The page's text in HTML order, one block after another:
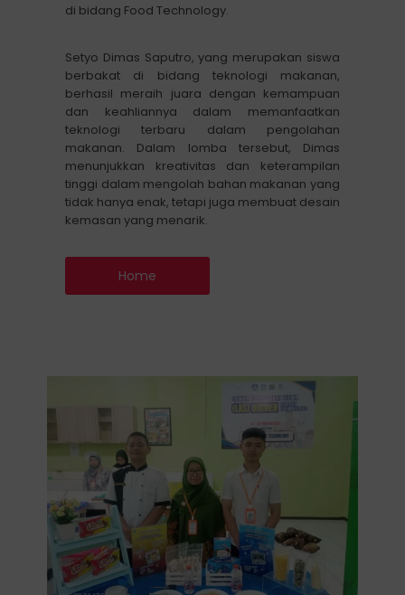
di bidang Food Technology.
Setyo Dimas Saputro, yang merupakan siswa
berbakat di bidang teknologi makanan,
berhasil meraih juara dengan kemampuan
dan keahliannya dalam memanfaatkan
teknologi terbaru dalam pengolahan
makanan. Dalam lomba tersebut, Dimas
menunjukkan kreativitas dan keterampilan
tinggi dalam mengolah bahan makanan yang
tidak hanya enak, tetapi juga membuat desain
kemasan yang menarik.
Home